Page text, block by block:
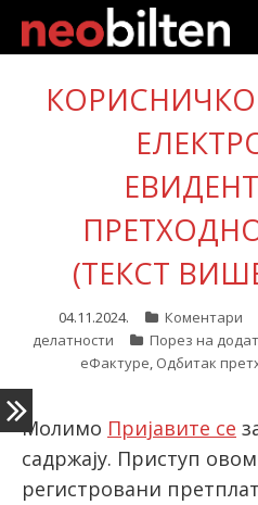
Почетна
Актуелно
Подаци
Линкови
О нама
Пријава
КОРИСНИЧКО
(ТЕКСТ
04.11.2024. Коментари
делатности
Порез на
еФактуре, Одбитак
Молимо Пријавите се
садржају. Приступ
регистровани